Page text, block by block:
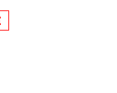
ยตัวในสัปดาห์นี้
ปิดเผยว่าเขาถูก